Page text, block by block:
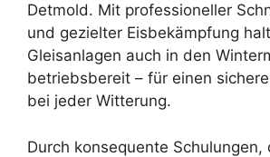
Detmold. Mit professioneller
und gezielter Eisbekämpfung
Gleisanlagen auch in den
betriebsbereit – für einen
bei jeder Witterung.
Durch konsequente Schulungen,